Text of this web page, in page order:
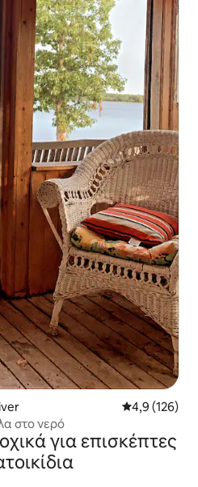
Μέση
4,9 (126)
στο νερό
για επισκέπτες